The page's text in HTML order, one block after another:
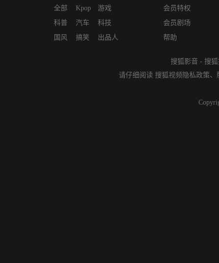
全部
科普
国风
Kpop
汽车
搞笑
游戏
科技
出品人
会员特权
会员剧场
帮助
搜狐影音 - 搜
请仔细阅读 搜狐视频隐私政策、